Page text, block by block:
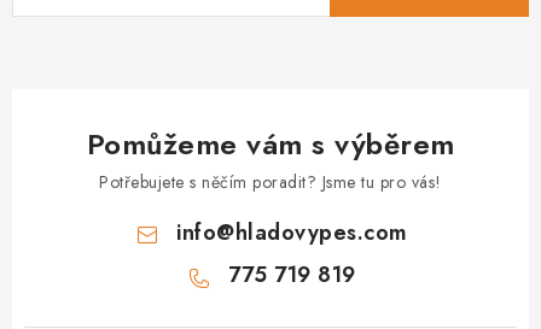
Pomůžeme vám s výběrem
Potřebujete s něčím poradit? Jsme tu pro vás!
info@hladovypes.com
775 719 819